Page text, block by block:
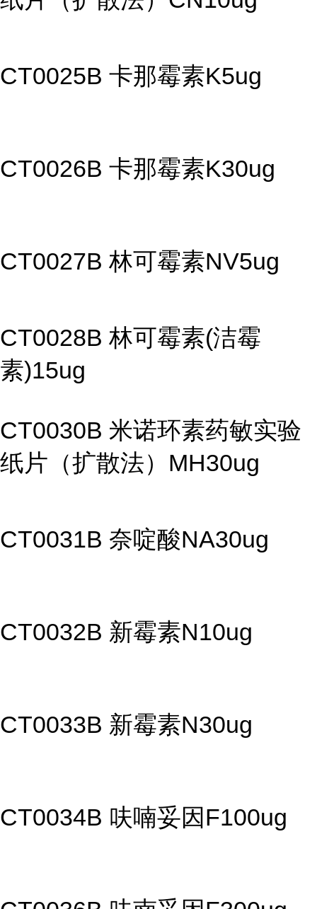
CT0025B 卡那霉素K5ug
CT0026B 卡那霉素K30ug
CT0027B 林可霉素NV5ug
CT0028B 林可霉素(洁霉
素)15ug
CT0030B 米诺环素药敏实验
纸片（扩散法）MH30ug
CT0031B 奈啶酸NA30ug
CT0032B 新霉素N10ug
CT0033B 新霉素N30ug
CT0034B 呋喃妥因F100ug